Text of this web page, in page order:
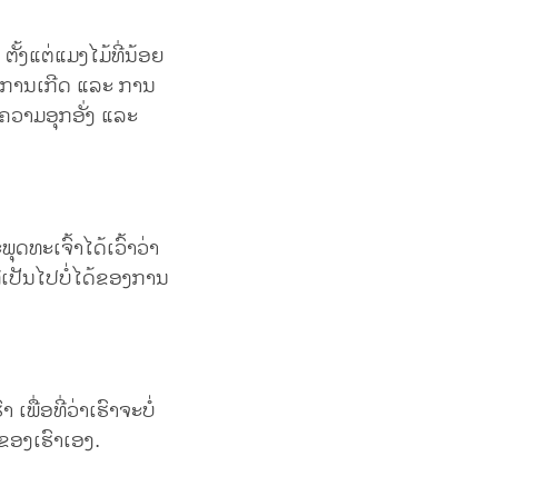
ງແຕ່ແມງໄມ້ທີ່ນ້ອຍ
ານເກີດ ແລະ ການ
ວາມອຸກອັ່ງ ແລະ
ທະເຈົ້າໄດ້ເວົ້າວ່າ
ປັນໄປບໍ່ໄດ້ຂອງການ
ເພື່ອທີ່ວ່າເຮົາຈະບໍ່
ງເຮົາເອງ.